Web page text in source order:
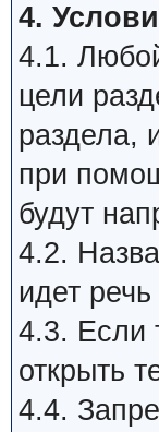
4.
4.1.
цели
раздела,
при
будут
4.2.
идет
4.3. Если
открыть
4.4.